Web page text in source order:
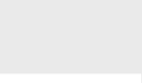
dove nel 1831